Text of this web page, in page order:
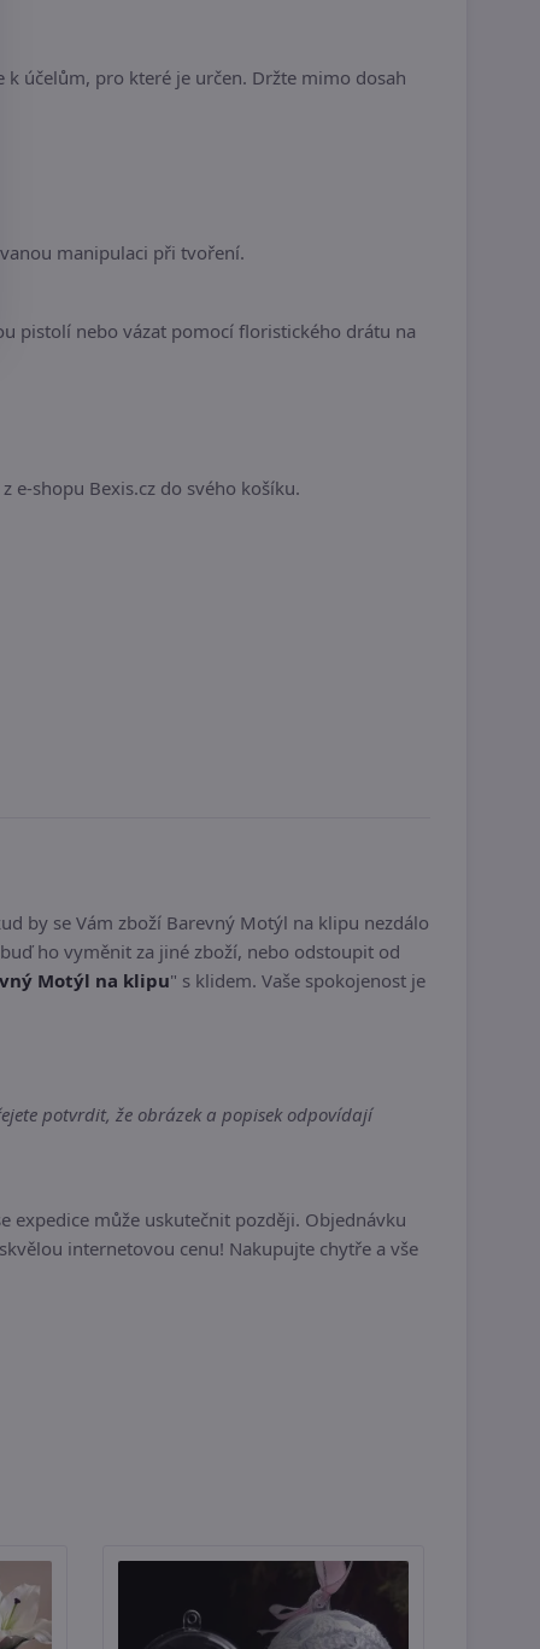
účelům, pro které je určen. Držte mimo dosah
manipulaci při tvoření.
pistolí nebo vázat pomocí floristického drátu na
e-shopu Bexis.cz do svého košíku.
by se Vám zboží Barevný Motýl na klipu nezdálo
ho vyměnit za jiné zboží, nebo odstoupit od
Motýl na klipu" s klidem. Vaše spokojenost je
potvrdit, že obrázek a popisek odpovídají
expedice může uskutečnit později. Objednávku
internetovou cenu! Nakupujte chytře a vše